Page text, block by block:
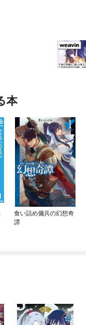
本
食い詰め傭兵の幻想奇
譚